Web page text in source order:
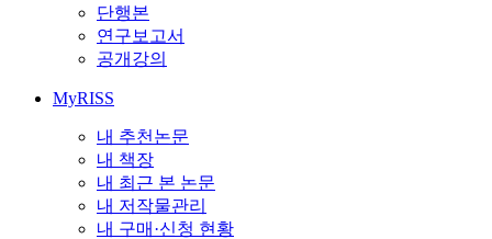
단행본
연구보고서
공개강의
MyRISS
내 추천논문
내 책장
내 최근 본 논문
내 저작물관리
내 구매·신청 현황